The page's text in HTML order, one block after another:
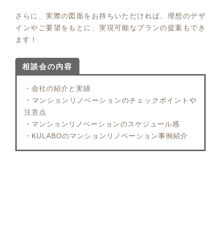
さらに、実際の図面をお持ちいただければ、理想のデザ
インやご要望をもとに、実現可能なプランの提案もでき
ます！
相談会の内容
・会社の紹介と実績
・マンションリノベーションのチェックポイントや
注意点
・マンションリノベーションのスケジュール感
・KULABOのマンションリノベーション事例紹介